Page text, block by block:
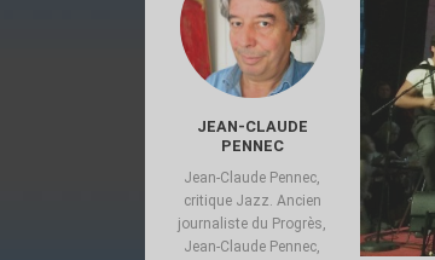
JEAN-CLAUDE
PENNEC
Jean-Claude Pennec,
critique Jazz. Ancien
journaliste du Progrès,
Jean-Claude Pennec,